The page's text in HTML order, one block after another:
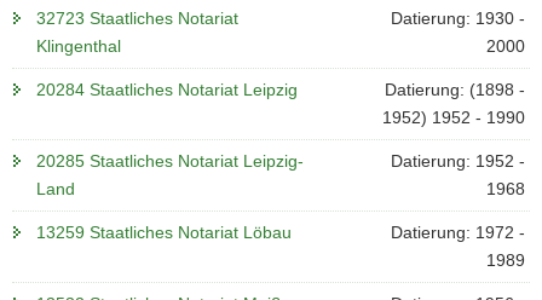
32723 Staatliches Notariat
Klingenthal
Datierung: 1930 -
2000
20284 Staatliches Notariat Leipzig
Datierung: (1898 -
1952) 1952 - 1990
20285 Staatliches Notariat Leipzig-
Land
Datierung: 1952 -
1968
13259 Staatliches Notariat Löbau
Datierung: 1972 -
1989